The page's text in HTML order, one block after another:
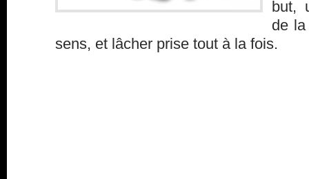
but,
de
sens, et lâcher prise tout à la fois.